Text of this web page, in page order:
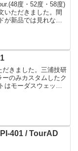
度・52度・58度)
いただきました。間
が新品では見れなく
だきました。三浦技研
ーのみカスタムしたク
はモーダスウェッジ
401 / TourAD